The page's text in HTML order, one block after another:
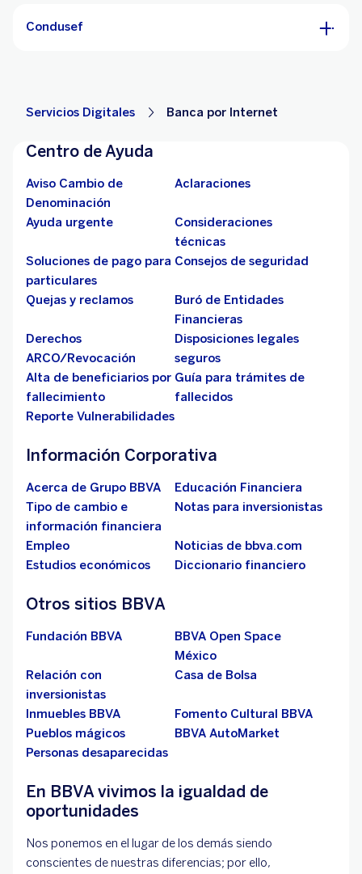
Condusef
Servicios Digitales Banca por Internet
Centro de Ayuda
Aviso Cambio de
Denominación
Aclaraciones
Ayuda urgente
Consideraciones
técnicas
Soluciones de pago para
particulares
Consejos de seguridad
Quejas y reclamos
Buró de Entidades
Financieras
Derechos
ARCO/Revocación
Disposiciones legales
seguros
Alta de beneficiarios por
fallecimiento
Guía para trámites de
fallecidos
Reporte Vulnerabilidades
Información Corporativa
Acerca de Grupo BBVA
Educación Financiera
Tipo de cambio e
información financiera
Notas para inversionistas
Empleo
Noticias de bbva.com
Estudios económicos
Diccionario financiero
Otros sitios BBVA
Fundación BBVA
BBVA Open Space
México
Relación con
inversionistas
Casa de Bolsa
Inmuebles BBVA
Fomento Cultural BBVA
Pueblos mágicos
BBVA AutoMarket
Personas desaparecidas
En BBVA vivimos la igualdad de
oportunidades
Nos ponemos en el lugar de los demás siendo
conscientes de nuestras diferencias; por ello,